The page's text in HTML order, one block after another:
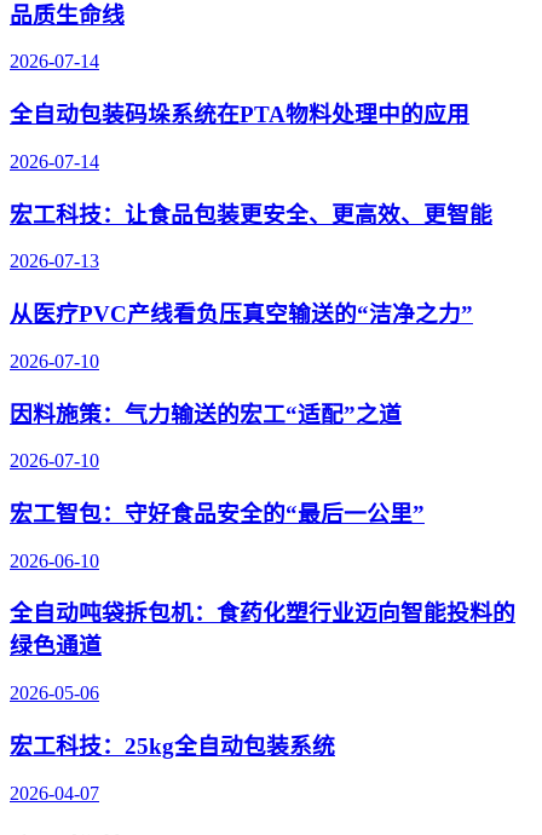
品质生命线
2026-07-14
全自动包装码垛系统在PTA物料处理中的应用
2026-07-14
宏工科技：让食品包装更安全、更高效、更智能
2026-07-13
从医疗PVC产线看负压真空输送的“洁净之力”
2026-07-10
因料施策：气力输送的宏工“适配”之道
2026-07-10
宏工智包：守好食品安全的“最后一公里”
2026-06-10
全自动吨袋拆包机：食药化塑行业迈向智能投料的
绿色通道
2026-05-06
宏工科技：25kg全自动包装系统
2026-04-07